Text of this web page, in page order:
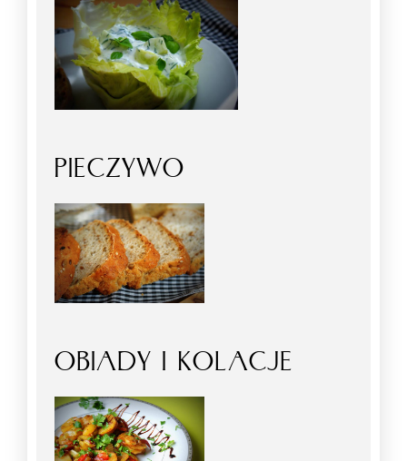
PIECZYWO
OBIADY I KOLACJE